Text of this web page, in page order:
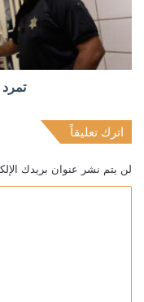
اترك تعليقاً
لن يتم نشر عنوان بريدك